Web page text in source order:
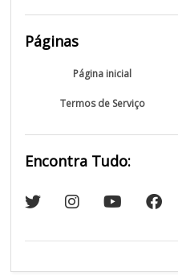
Páginas
Página inicial
Termos de Serviço
Encontra Tudo: